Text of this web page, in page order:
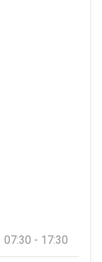
07:30 - 17:30